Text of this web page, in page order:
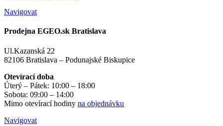
Navigovat
Prodejna EGEO.sk Bratislava
Ul.Kazanská 22
82106 Bratislava – Podunajské Biskupice
Otevírací doba
Úterý – Pátek: 10:00 – 18:00
Sobota: 09:00 – 14:00
Mimo otevírací hodiny na objednávku
Navigovat